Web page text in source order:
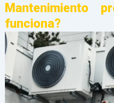
Mantenimiento
funciona?